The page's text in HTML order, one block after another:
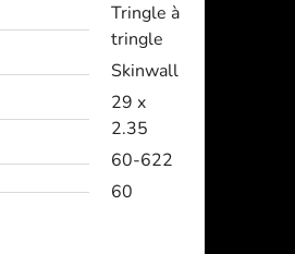
Tringle à
tringle
Skinwall
29 x
2.35
60-622
60